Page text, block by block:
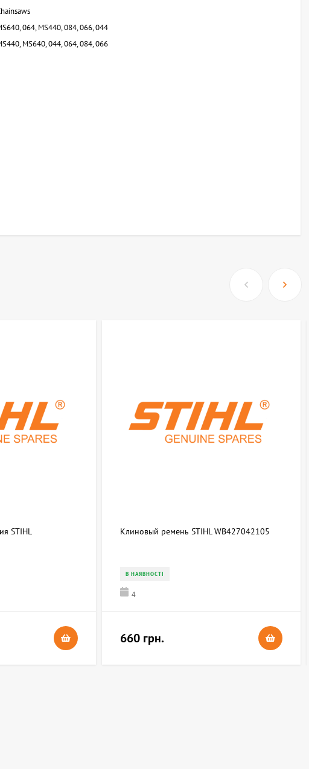
064, MS440, 084, 066, 044
MS640, 044, 064, 084, 066
STIHL
Клиновый ремень STIHL WB427042105
В НАЯВНОСТІ
4
660 грн.